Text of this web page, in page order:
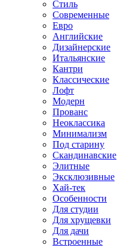
Стиль
Современные
Евро
Английские
Дизайнерские
Итальянские
Кантри
Классические
Лофт
Модерн
Прованс
Неоклассика
Минимализм
Под старину
Скандинавские
Элитные
Эксклюзивные
Хай-тек
Особенности
Для студии
Для хрущевки
Для дачи
Встроенные